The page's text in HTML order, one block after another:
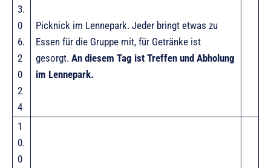
3.
0
6.
2
0
2
4
Picknick im Lennepark. Jeder bringt etwas zu
Essen für die Gruppe mit, für Getränke ist
gesorgt. An diesem Tag ist Treffen und Abholung
im Lennepark.
1
0.
0